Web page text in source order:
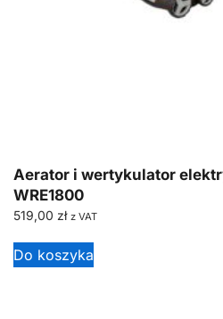
Aerator i wertykulator
WRE1800
519,00 zł z VAT
Do koszyka